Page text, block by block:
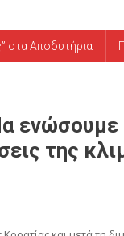
στα Αποδυτήρια
ενώσουμε
της